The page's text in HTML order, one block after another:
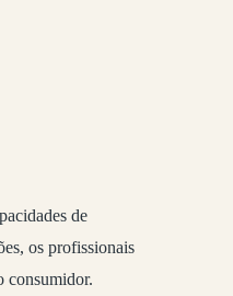
de
os profissionais
consumidor.